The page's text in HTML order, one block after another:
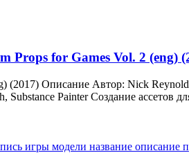
Props for Games Vol. 2 (eng)
(2017) Описание Автор: Nick
Painter Создание ассетов
игры модели название описание